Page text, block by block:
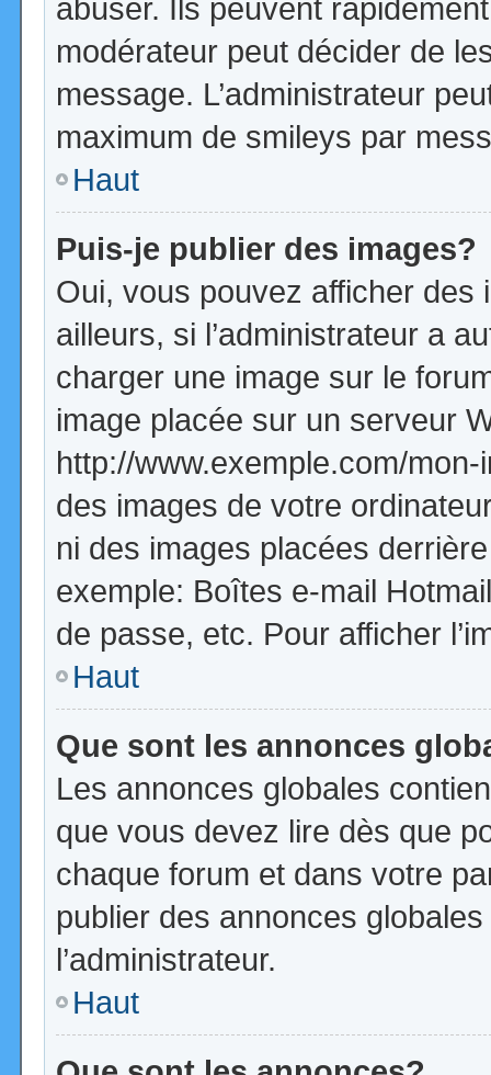
abuser. Ils peuvent
modérateur peut décider de
message. L’administrateur
maximum de smileys par
Haut
Puis-je publier des images?
Oui, vous pouvez afficher
ailleurs, si l’administrateur a
charger une image sur le
image placée sur un serveur
http://www.exemple.com/
des images de votre
ni des images placées
exemple: Boîtes e-mail
de passe, etc. Pour afficher
Haut
Que sont les annonces
Les annonces globales
que vous devez lire dès que
chaque forum et dans votre
publier des annonces
l’administrateur.
Haut